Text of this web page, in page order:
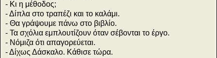
- Κι η μέθοδος;
- Δίπλα στο τραπέζι και το καλάμι.
- Θα γράψουμε πάνω στο βιβλίο.
- Τα σχόλια εμπλουτίζουν όταν σέβονται το έργο.
- Νόμιζα ότι απαγορεύεται.
- Δίχως Δάσκαλο. Κάθισε τώρα.